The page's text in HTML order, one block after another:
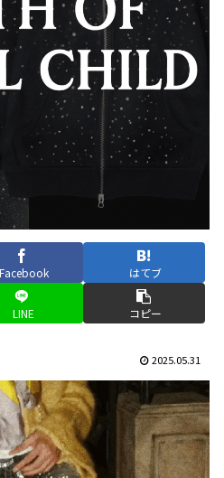
Facebook はてブ
LINE コピー
2025.05.31